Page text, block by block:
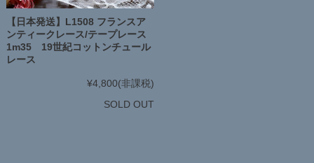
【日本発送】L1508 フランスア
ンティークレース/テープレース
1m35 19世紀コットンチュール
レース
¥4,800(非課税)
SOLD OUT